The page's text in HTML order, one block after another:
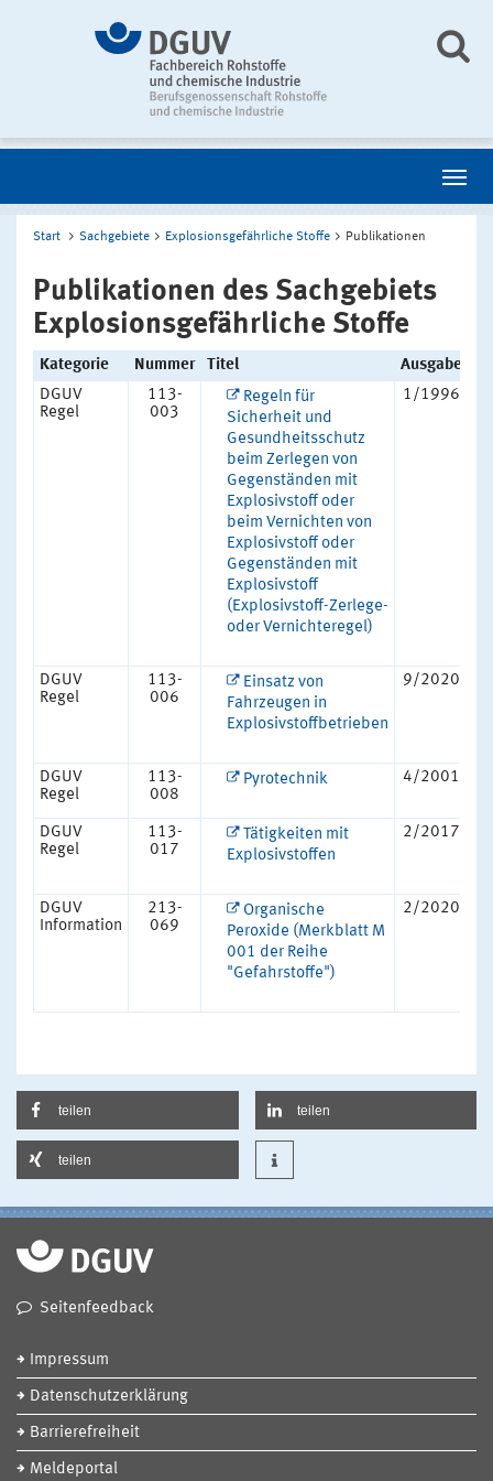
Start Sachgebiete Explosionsgefährliche Stoffe Publikationen
Publikationen des Sachgebiets
Explosionsgefährliche Stoffe
Kategorie Nummer Titel
Ausgabe
DGUV
Regel
113-
003
Regeln für
Sicherheit und
Gesundheitsschutz
beim Zerlegen von
Gegenständen mit
Explosivstoff oder
beim Vernichten von
Explosivstoff oder
Gegenständen mit
Explosivstoff
(Explosivstoff-Zerlege-
oder Vernichteregel)
1/1996
DGUV
Regel
113-
006
Einsatz von
Fahrzeugen in
Explosivstoffbetrieben
9/2020
DGUV
Regel
113-
008
Pyrotechnik 4/2001
DGUV
Regel
113-
017
Tätigkeiten mit
Explosivstoffen
2/2017
DGUV
Information
213-
069
Organische
Peroxide (Merkblatt M
001 der Reihe
"Gefahrstoffe")
2/2020
teilen teilen
teilen
Seitenfeedback
Impressum
Datenschutzerklärung
Barrierefreiheit
Meldeportal